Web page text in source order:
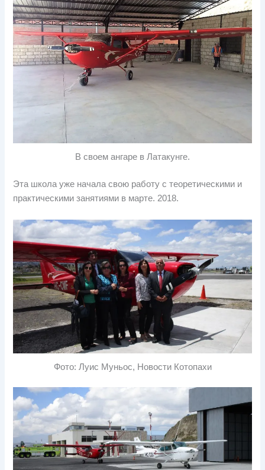
В своем ангаре в Латакунге.
Эта школа уже начала свою работу с теоретическими и
практическими занятиями в марте. 2018.
Фото: Луис Муньос, Новости Котопахи